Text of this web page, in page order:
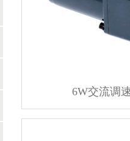
6W交流调